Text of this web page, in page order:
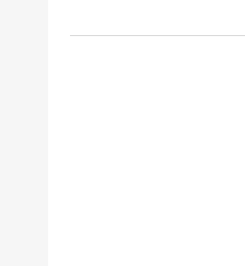
VLASTNOSTI: